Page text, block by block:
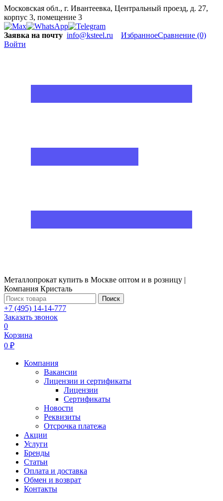
Московская обл., г. Ивантеевка, Центральный проезд, д. 27,
корпус 3, помещение 3
Заявка на почту info@ksteel.ru ИзбранноеСравнение (0)
Войти
Металлопрокат купить в Москве оптом и в розницу |
Компания Кристаль
Поиск
+7 (495) 14-14-777
Заказать звонок
0
Корзина
0 ₽
Компания
Вакансии
Лицензии и сертификаты
Лицензии
Сертификаты
Новости
Реквизиты
Отсрочка платежа
Акции
Услуги
Бренды
Статьи
Оплата и доставка
Обмен и возврат
Контакты